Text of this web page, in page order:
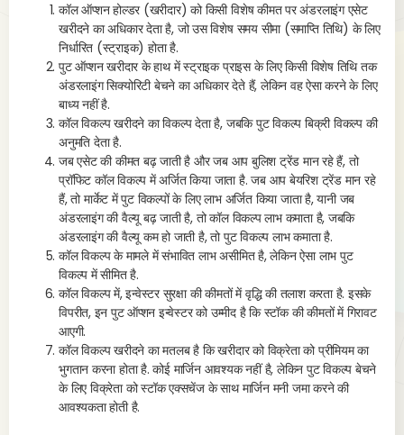
कॉल ऑप्शन होल्डर (खरीदार) को किसी विशेष कीमत पर अंडरलाइंग एसेट
खरीदने का अधिकार देता है, जो उस विशेष समय सीमा (समाप्ति तिथि) के लिए
निर्धारित (स्ट्राइक) होता है.
पुट ऑप्शन खरीदार के हाथ में स्ट्राइक प्राइस के लिए किसी विशेष तिथि तक
अंडरलाइंग सिक्योरिटी बेचने का अधिकार देते हैं, लेकिन वह ऐसा करने के लिए
बाध्य नहीं है.
कॉल विकल्प खरीदने का विकल्प देता है, जबकि पुट विकल्प बिक्री विकल्प की
अनुमति देता है.
जब एसेट की कीमत बढ़ जाती है और जब आप बुलिश ट्रेंड मान रहे हैं, तो
प्रॉफिट कॉल विकल्प में अर्जित किया जाता है. जब आप बेयरिश ट्रेंड मान रहे
हैं, तो मार्केट में पुट विकल्पों के लिए लाभ अर्जित किया जाता है, यानी जब
अंडरलाइंग की वैल्यू बढ़ जाती है, तो कॉल विकल्प लाभ कमाता है, जबकि
अंडरलाइंग की वैल्यू कम हो जाती है, तो पुट विकल्प लाभ कमाता है.
कॉल विकल्प के मामले में संभावित लाभ असीमित है, लेकिन ऐसा लाभ पुट
विकल्प में सीमित है.
कॉल विकल्प में, इन्वेस्टर सुरक्षा की कीमतों में वृद्धि की तलाश करता है. इसके
विपरीत, इन पुट ऑप्शन इन्वेस्टर को उम्मीद है कि स्टॉक की कीमतों में गिरावट
आएगी.
कॉल विकल्प खरीदने का मतलब है कि खरीदार को विक्रेता को प्रीमियम का
भुगतान करना होता है. कोई मार्जिन आवश्यक नहीं है, लेकिन पुट विकल्प बेचने
के लिए विक्रेता को स्टॉक एक्सचेंज के साथ मार्जिन मनी जमा करने की
आवश्यकता होती है.